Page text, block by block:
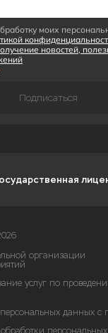
моих
новостей,
Подписаться
организации
услуг по
данных с